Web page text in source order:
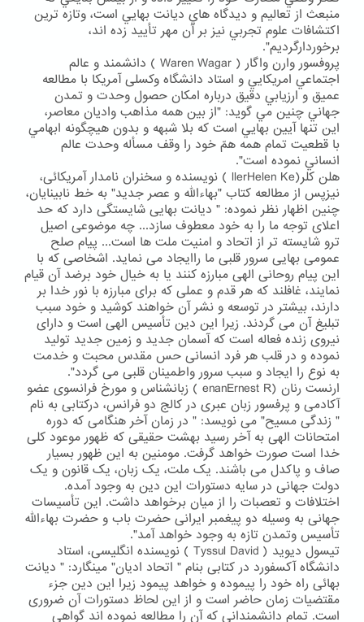
منبعث از تعاليم و ديدگاه هاي ديانت بهايي است، وتازه ترين
اكتشافات علوم تجربي نيز بر آن مهر تأييد زده اند،
برخوردارگرديم".
پروفسور وارن واگار ( Waren Wagar ) دانشمند و عالم
اجتماعي امريكايي و استاد دانشگاه وکسلی آمریکا با مطالعه
عميق و ارزيابي دقيق درباره امكان حصول وحدت و تمدن
جهاني چنين مي گويد: "از بين همه مذاهب واديان معاصر،
اين تنها آيين بهايي است كه بلا شبهه و بدون هيچگونه ابهامي
با قطعيت تمام همه همّ خود را وقف مسأله وحدت عالم
انساني نموده است".
هلن کلر(llerHelen Ke ) نویسنده و سخنران نامدار آمریکائی،
نيزپس از مطالعه کتاب "بهاءالله و عصر جدید" به خط نابينايان،
چنین اظهار نظر نموده: " دیانت بهایی شایستگی دارد که حد
اعلای توجه ما را به خود معطوف سازد... چه موضوعی اصیل
ترو شایسته تر از اتحاد و امنیت ملت ها است... پیام صلح
عمومی بهایی سرور قلبی ما راایجاد می نماید. اشخاصی که با
این پیام روحانی الهی مبارزه کنند یا به خیال خود برضد آن قیام
نمایند، غافلند که هر قدم و عملی که برای مبارزه با نور خدا بر
دارند، بیشتر در توسعه و نشر آن خواهند کوشید و خود سبب
تبلیغ آن می گردند. زیرا این دین تأسیس الهی است و دارای
نیروی زنده فعاله است که آسمان جدید و زمین جدید تولید
نموده و در قلب هر فرد انسانی حس مقدس محبت و خدمت
به نوع را ایجاد و سبب سرور واطمینان قلبی می گردد".
ارنست رنان (enanErnest R ) زبانشناس و مورخ فرانسوی عضو
آکادمی و پرفسور زبان عبری در کالج دو فرانس، درکتابی به نام
" زندگی مسیح" می نویسد: " در زمان آخر هنگامی که دوره
امتحانات الهی به آخر رسید بهشت حقیقی که ظهور موعود کلی
خدا است صورت خواهد گرفت. مومنین به این ظهور بسیار
صاف و پاکدل می باشند. یک ملت، یک زبان، یک قانون و یک
دولت جهانی در سایه دستورات این دین به وجود آمده.
اختلافات و تعصبات را از میان برخواهد داشت. این تأسیسات
جهانی به وسیله دو پیغمبر ایرانی حضرت باب و حضرت بهاءالله
تأسیس وتمدن تازه به وجود خواهد آمد".
تیسول دیوید ( Tyssul David ) نویسنده انگلیسی، استاد
دانشگاه آکسفورد در کتابی بنام " اتحاد ادیان" مینگارد: " دیانت
بهائی راه خود را پیموده و خواهد پیمود زیرا این دین جزء
مقتضیات زمان حاضر است و از این لحاظ دستورات آن ضروری
است. تمام دانشمندانی که آن را مطالعه نموده اند گواهی